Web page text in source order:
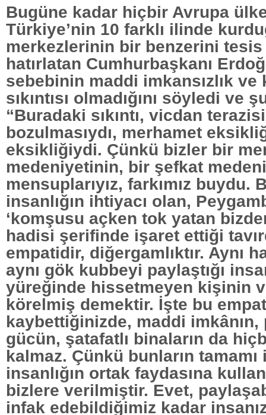
Bugüne kadar hiçbir Avrupa
Türkiye’nin 10 farklı ilinde
merkezlerinin bir benzerini
hatırlatan Cumhurbaşkanı
sebebinin maddi imkansızlık ve
sıkıntısı olmadığını söyledi ve
“Buradaki sıkıntı, vicdan
bozulmasıydı, merhamet
eksikliğiydi. Çünkü bizler bir
medeniyetinin, bir şefkat
mensuplarıyız, farkımız buydu.
insanlığın ihtiyacı olan,
‘komşusu açken tok yatan
hadisi şerifinde işaret ettiği
empatidir, diğergamlıktır. Aynı
aynı gök kubbeyi paylaştığı
yüreğinde hissetmeyen kişinin
körelmiş demektir. İşte bu
kaybettiğinizde, maddi imkânın,
gücün, şatafatlı binaların da
kalmaz. Çünkü bunların
insanlığın ortak faydasına
bizlere verilmiştir. Evet,
infak edebildiğimiz kadar